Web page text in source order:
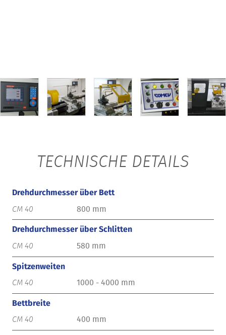
TECHNISCHE DETAILS
Drehdurchmesser über Bett
800 mm
Drehdurchmesser über Schlitten
580 mm
Spitzenweiten
1000 - 4000 mm
Bettbreite
400 mm